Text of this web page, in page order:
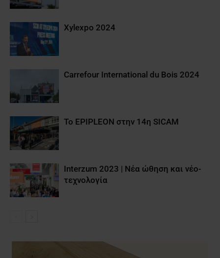
Xylexpo 2024
Carrefour International du Bois 2024
Το EPIPLEON στην 14η SICAM
Interzum 2023 | Νέα ώθηση και νέο-
τεχνολογία